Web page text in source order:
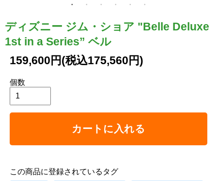
ディズニー ジム・ショア "Belle Deluxe
1st in a Series” ベル
159,600円(税込175,560円)
個数
カートに入れる
この商品に登録されているタグ